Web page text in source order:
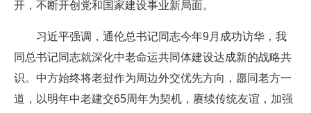
开，不断开创党和国家建设事业新局面。
习近平强调，通伦总书记同志今年9月成功访华，我
同总书记同志就深化中老命运共同体建设达成新的战略共
识。中方始终将老挝作为周边外交优先方向，愿同老方一
道，以明年中老建交65周年为契机，赓续传统友谊，加强